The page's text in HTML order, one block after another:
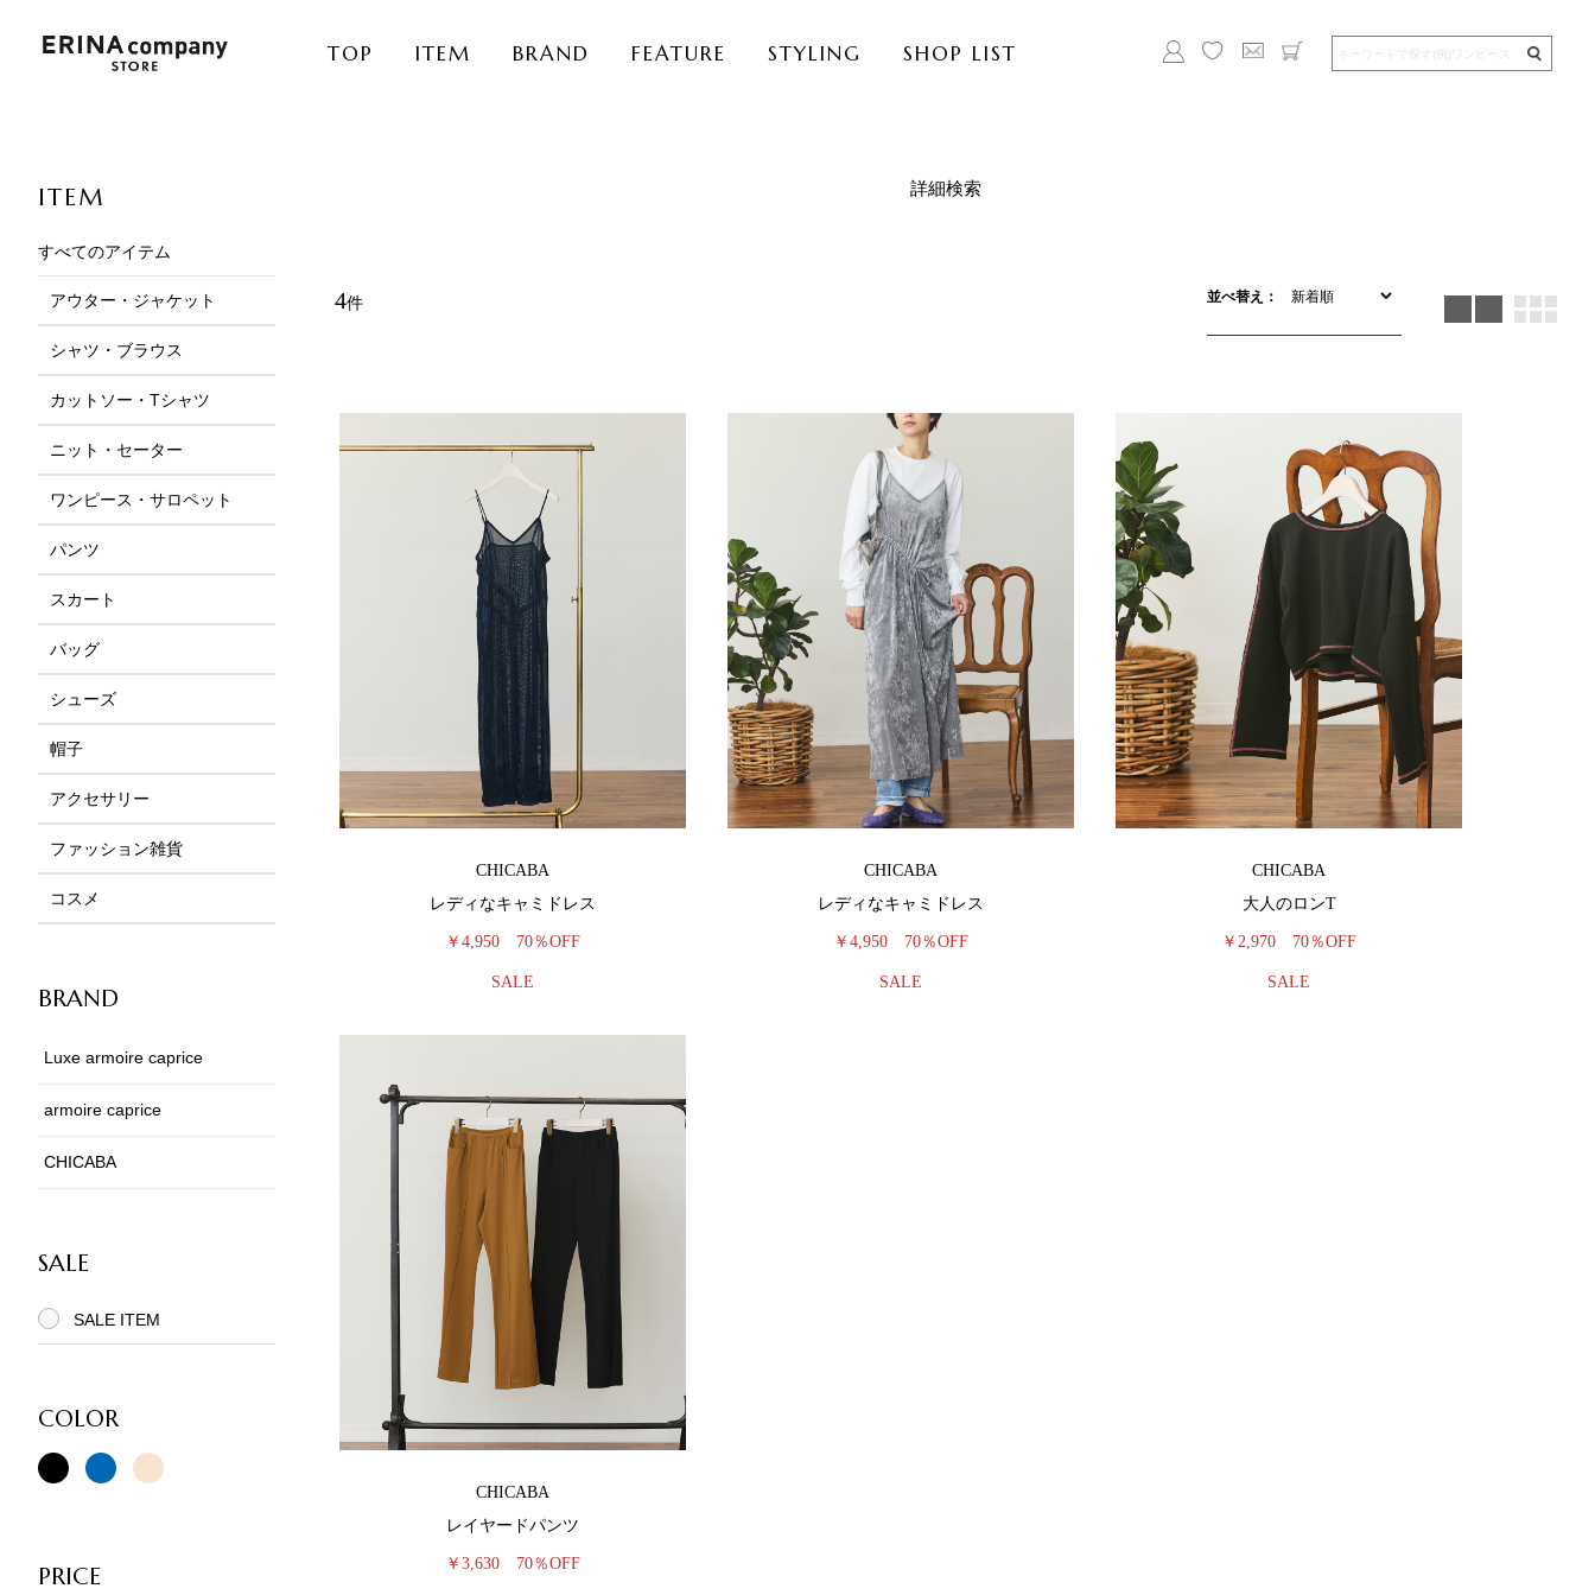
TOP ITEM BRAND FEATURE STYLING SHOP LIST
ITEM
すべてのアイテム
アウター・ジャケット
シャツ・ブラウス
カットソー・Tシャツ
ニット・セーター
ワンピース・サロペット
パンツ
スカート
バッグ
シューズ
帽子
アクセサリー
ファッション雑貨
コスメ
BRAND
Luxe armoire caprice
armoire caprice
CHICABA
SALE
SALE ITEM
COLOR
PRICE
詳細検索
4件
サムネイルピックアップ
並べ替え：
CHICABA
レディなキャミドレス
￥4,950 70％OFF
SALE
CHICABA
レディなキャミドレス
￥4,950 70％OFF
SALE
CHICABA
大人のロンT
￥2,970 70％OFF
SALE
CHICABA
レイヤードパンツ
￥3,630 70％OFF